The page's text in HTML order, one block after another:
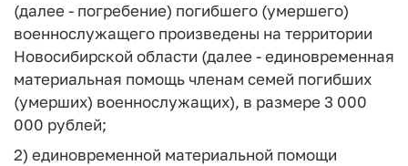
(далее - погребение) погибшего (умершего)
военнослужащего произведены на территории
Новосибирской области (далее - единовременная
материальная помощь членам семей погибших
(умерших) военнослужащих), в размере 3 000
000 рублей;
2) единовременной материальной помощи